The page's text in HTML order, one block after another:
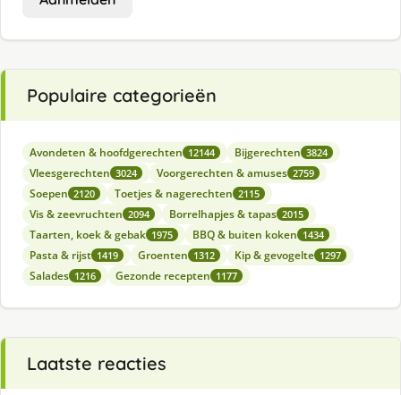
Populaire categorieën
Avondeten & hoofdgerechten 12144 Bijgerechten 3824
Vleesgerechten 3024 Voorgerechten & amuses 2759
Soepen 2120 Toetjes & nagerechten 2115
Vis & zeevruchten 2094 Borrelhapjes & tapas 2015
Taarten, koek & gebak 1975 BBQ & buiten koken 1434
Pasta & rijst 1419 Groenten 1312 Kip & gevogelte 1297
Salades 1216 Gezonde recepten 1177
Laatste reacties